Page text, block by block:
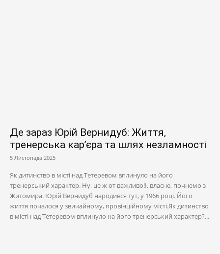
Де зараз Юрій Вернидуб: Життя,
тренерська кар’єра та шлях незламності
5 Листопада 2025
Як дитинство в місті над Тетеревом вплинуло на його
тренерський характер. Ну, це ж от важливо!І, власне, почнемо з
Житомира. Юрій Вернидуб народився тут, у 1966 році. Його
життя почалося у звичайному, провінційному місті.Як дитинство
в місті над Тетеревом вплинуло на його тренерський характер?...